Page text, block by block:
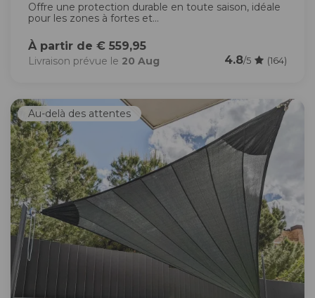
Offre une protection durable en toute saison, idéale
pour les zones à fortes et...
À partir de € 559,95
Livraison prévue le 20 Aug 4.8/5 (164)
Au-delà des attentes